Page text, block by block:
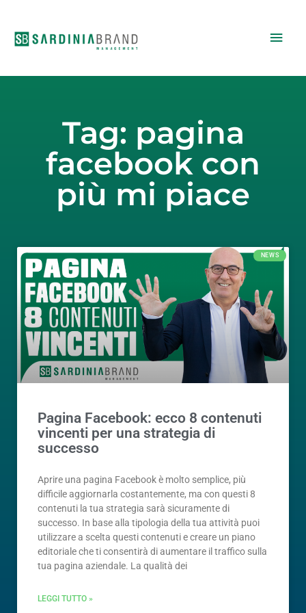
contenuto
Tag: pagina
facebook con
più mi piace
NEWS
Pagina Facebook: ecco 8 contenuti
vincenti per una strategia di
successo
Aprire una pagina Facebook è molto semplice, più
difficile aggiornarla costantemente, ma con questi 8
contenuti la tua strategia sarà sicuramente di
successo. In base alla tipologia della tua attività puoi
utilizzare a scelta questi contenuti e creare un piano
editoriale che ti consentirà di aumentare il traffico sulla
tua pagina aziendale. La qualità dei
LEGGI TUTTO »